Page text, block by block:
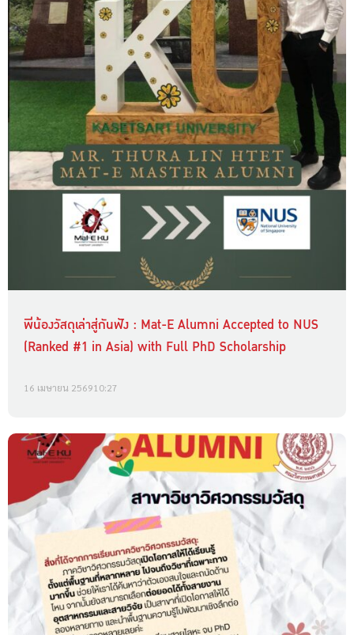
พี่น้องวัสดุเล่าสู่กันฟัง : Mat-E Alumni Accepted to NUS
(Ranked #1 in Asia) with Full PhD Scholarship
16 เมษายน 256910:27